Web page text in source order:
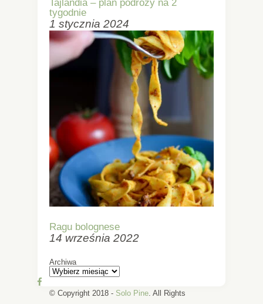
Tajlandia – plan podróży na 2
tygodnie
1 stycznia 2024
Ragu bolognese
14 września 2022
Archiwa
© Copyright 2018 - Solo Pine. All Rights